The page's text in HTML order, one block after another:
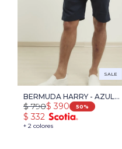
SALE
BERMUDA HARRY - AZUL
OSCURO
+ 2 colores
$ 390
$ 790 50
$ 332